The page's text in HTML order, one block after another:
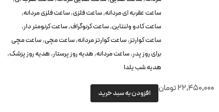
ساعت عقربه ای مردانه,ساعت فلزی,ساعت فلزی مردانه,
ساعت کادو ولنتاین,ساعت کرنوگراف,ساعت کرنومتر دار,
ساعت کوارتز,ساعت کوارتز مردانه,ساعت مچی,ساعت مچی
برای روز پدر,ساعت مردانه,هدیه روز پرستار,هدیه روز پزشک,
هدیه شب یلدا
تومان افزودن به سبد خرید